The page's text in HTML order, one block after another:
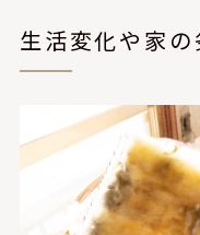
生活変化や家